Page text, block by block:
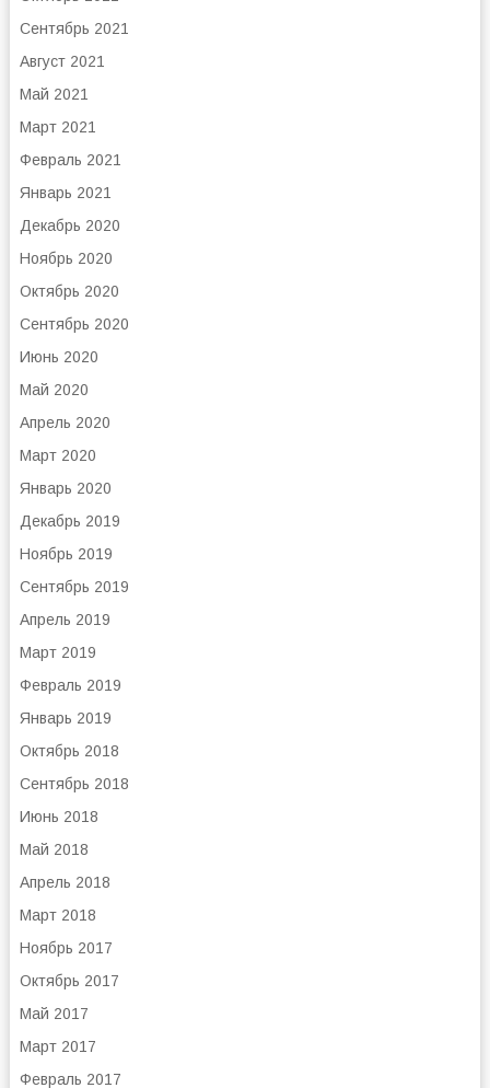
Сентябрь 2021
Август 2021
Май 2021
Март 2021
Февраль 2021
Январь 2021
Декабрь 2020
Ноябрь 2020
Октябрь 2020
Сентябрь 2020
Июнь 2020
Май 2020
Апрель 2020
Март 2020
Январь 2020
Декабрь 2019
Ноябрь 2019
Сентябрь 2019
Апрель 2019
Март 2019
Февраль 2019
Январь 2019
Октябрь 2018
Сентябрь 2018
Июнь 2018
Май 2018
Апрель 2018
Март 2018
Ноябрь 2017
Октябрь 2017
Май 2017
Март 2017
Февраль 2017